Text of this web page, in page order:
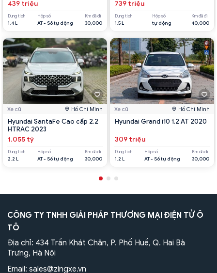
439 triệu
Dung tích
1.4 L
Hộp số
AT - Số tự động
Km đã đi
30,000
Xe cũ Hồ Chí Minh
Hyundai SantaFe Cao cấp 2.2
HTRAC 2023
1.055 tỷ
Dung tích
2.2 L
Hộp số
AT - Số tự động
Km đã đi
30,000
739 triệu
Dung tích
1.5 L
Hộp số
tự động
Km đã đi
40,000
Xe cũ Hồ Chí Minh
Hyundai Grand i10 1.2 AT 2020
309 triệu
Dung tích
1.2 L
Hộp số
AT - Số tự động
Km đã đi
30,000
CÔNG TY TNHH GIẢI PHÁP THƯƠNG MẠI ĐIỆN TỬ Ô
TÔ
Địa chỉ: 434 Trần Khát Chân, P. Phố Huế, Q. Hai Bà
Trưng, Hà Nội
Email: sales@zingxe.vn